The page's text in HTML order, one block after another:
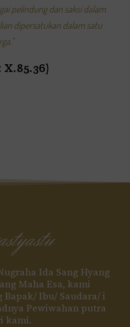
pelindung dan saksi dalam
dipersatukan dalam satu
X.85.36)
Ida Sang Hyang
Maha Esa, kami
Ibu/ Saudara/ i
Pewiwahan putra
kami.